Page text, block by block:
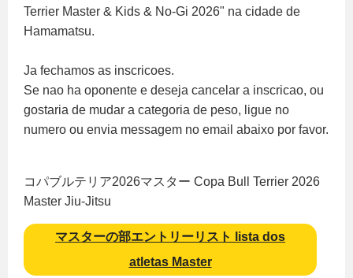
Terrier Master & Kids & No-Gi 2026" na cidade de
Hamamatsu.
Ja fechamos as inscricoes.
Se nao ha oponente e deseja cancelar a inscricao, ou
gostaria de mudar a categoria de peso, ligue no
numero ou envia messagem no email abaixo por favor.
コパブルテリア2026マスター Copa Bull Terrier 2026
Master Jiu-Jitsu
マスターの部エントリーリスト lista dos
atletas Master